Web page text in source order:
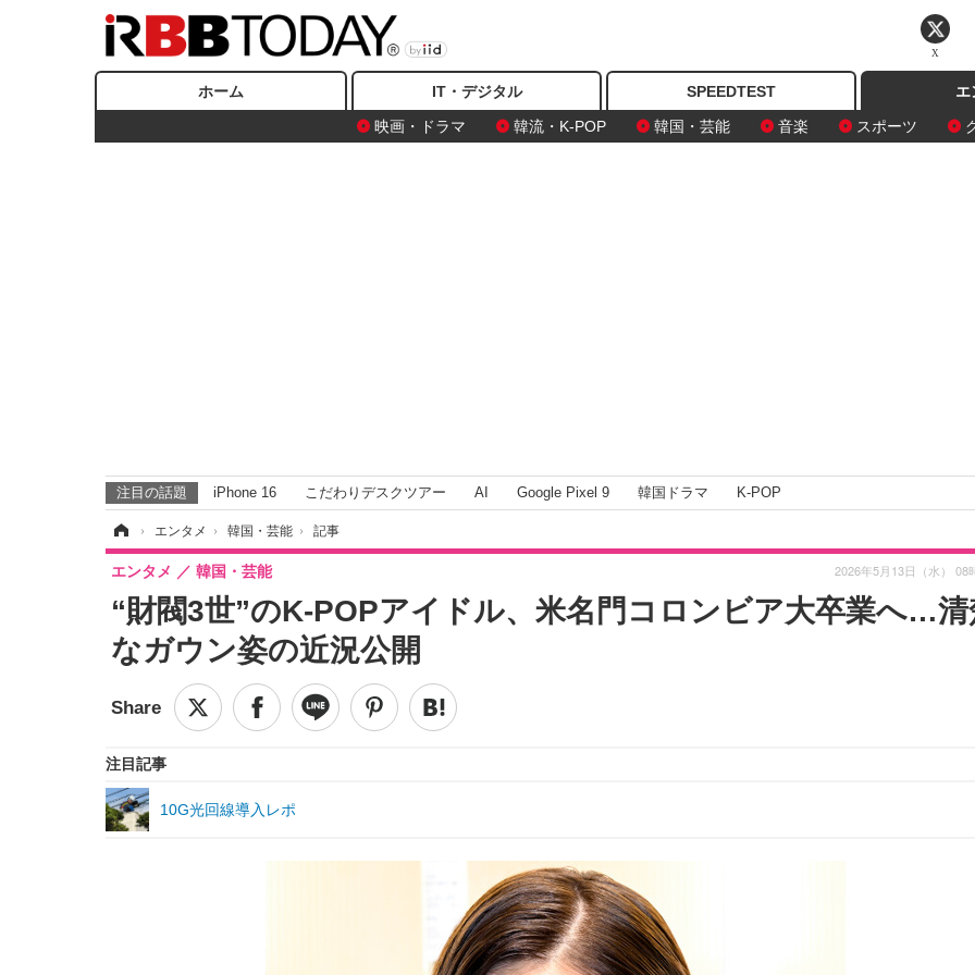
ホーム IT・デジタル SPEEDTEST
エ
映画・ドラマ
韓流・K-POP 韓国・芸能 音楽 スポーツ
注目の話題 iPhone 16 こだわりデスクツアー AI Google Pixel 9 韓国ドラマ K-POP
› エンタメ › 韓国・芸能 › 記事
“財閥3世”のK-POPアイドル、米名門コロンビア大卒業へ…清
なガウン姿の近況公開
エンタメ 韓国・芸能 2026年5月13日（水） 08
注目記事
10G光回線導入レポ
X